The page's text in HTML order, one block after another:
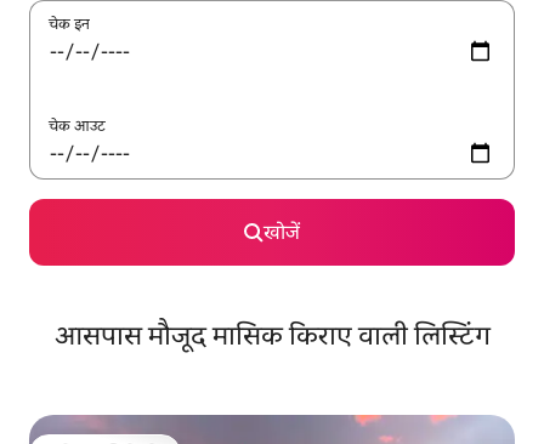
चेक इन
चेक आउट
खोजें
आसपास मौजूद मासिक किराए वाली लिस्टिंग